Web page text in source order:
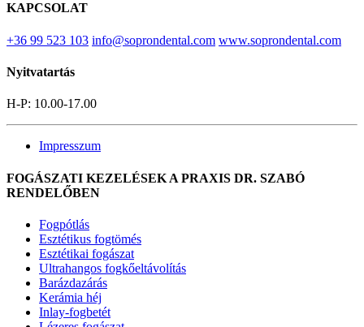
KAPCSOLAT
+36 99 523 103 info@soprondental.com www.soprondental.com
Nyitvatartás
H-P: 10.00-17.00
Impresszum
FOGÁSZATI KEZELÉSEK A PRAXIS DR. SZABÓ
RENDELŐBEN
Fogpótlás
Esztétikus fogtömés
Esztétikai fogászat
Ultrahangos fogkőeltávolítás
Barázdazárás
Kerámia héj
Inlay-fogbetét